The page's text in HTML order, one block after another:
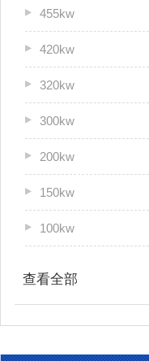
455kw
420kw
320kw
300kw
200kw
150kw
100kw
查看全部